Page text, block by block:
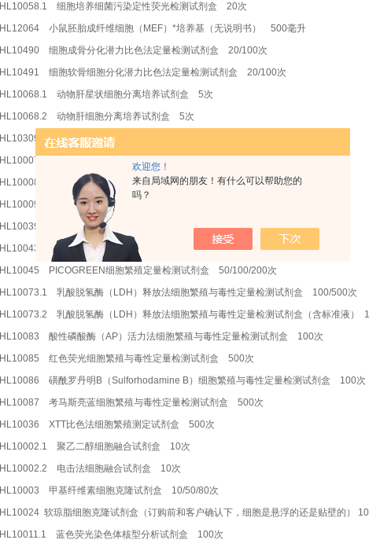
欢迎您！
来自局域网的朋友！有什么可以帮助您的
吗？
HL10058.1 细胞培养细菌污染定性荧光检测试剂盒 20次
HL12064 小鼠胚胎成纤维细胞（MEF）*培养基（无说明书） 500毫升
HL10490 细胞成骨分化潜力比色法定量检测试剂盒 20/100次
HL10491 细胞软骨细胞分化潜力比色法定量检测试剂盒 20/100次
HL10068.1 动物肝星状细胞分离培养试剂盒 5次
HL10068.2 动物肝细胞分离培养试剂盒 5次
HL10309 动物神经组织细胞分离培养试剂盒 10次
HL10007 结晶紫细胞群落染色试剂盒 100/250次
HL10008 细胞活力蓝色荧光检测试剂盒 50次
HL10009 细胞活力台盼蓝染色试剂盒 100次
HL10039 MTT比色法细胞繁殖测定试剂盒 500次
HL10043 MTS比色法细胞繁殖定量检测试剂盒 200/500次
HL10045 PICOGREEN细胞繁殖定量检测试剂盒 50/100/200次
HL10073.1 乳酸脱氢酶（LDH）释放法细胞繁殖与毒性定量检测试剂盒 100/500次
HL10073.2 乳酸脱氢酶（LDH）释放法细胞繁殖与毒性定量检测试剂盒（含标准液）
HL10083 酸性磷酸酶（AP）活力法细胞繁殖与毒性定量检测试剂盒 100次
HL10085 红色荧光细胞繁殖与毒性定量检测试剂盒 500次
HL10086 磺酰罗丹明B（Sulforhodamine B）细胞繁殖与毒性定量检测试剂盒 100次
HL10087 考马斯亮蓝细胞繁殖与毒性定量检测试剂盒 500次
HL10036 XTT比色法细胞繁殖测定试剂盒 500次
HL10002.1 聚乙二醇细胞融合试剂盒 10次
HL10002.2 电击法细胞融合试剂盒 10次
HL10003 甲基纤维素细胞克隆试剂盒 10/50/80次
HL10024 软琼脂细胞克隆试剂盒（订购前和客户确认下，细胞是悬浮的还是贴壁的）
HL10011.1 蓝色荧光染色体核型分析试剂盒 100次